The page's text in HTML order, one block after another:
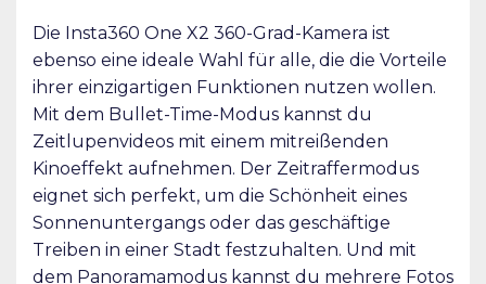
Die Insta360 One X2 360-Grad-Kamera ist
ebenso eine ideale Wahl für alle, die die Vorteile
ihrer einzigartigen Funktionen nutzen wollen.
Mit dem Bullet-Time-Modus kannst du
Zeitlupenvideos mit einem mitreißenden
Kinoeffekt aufnehmen. Der Zeitraffermodus
eignet sich perfekt, um die Schönheit eines
Sonnenuntergangs oder das geschäftige
Treiben in einer Stadt festzuhalten. Und mit
dem Panoramamodus kannst du mehrere Fotos